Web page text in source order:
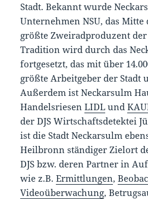
Stadt. Bekannt wurde
Unternehmen NSU, das Mitte
größte Zweiradproduzent
Tradition wird durch das
fortgesetzt, das mit über
größte Arbeitgeber der Stadt
Außerdem ist Neckarsulm
HandelsriesenLIDL und
der DJS Wirtschaftsdetektei
ist die Stadt Neckarsulm
Heilbronn ständiger Zielort
DJS bzw. deren Partner in
wie z.B.Ermittlungen,
Videoüberwachung,